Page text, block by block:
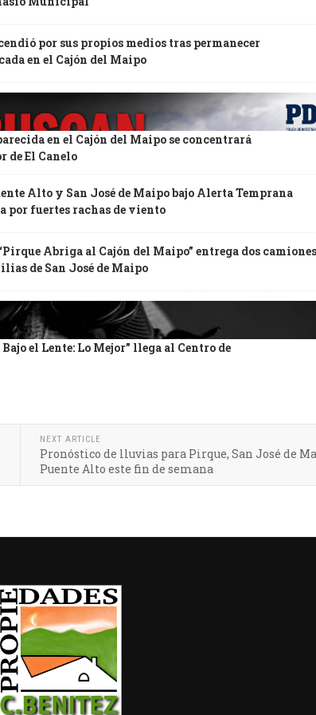
por sus propios medios tras permanecer
en el Cajón del Maipo
en el Cajón del Maipo se concentrará
de El Canelo
Alto y San José de Maipo bajo Alerta Temprana
por fuertes rachas de viento
Abriga al Cajón del Maipo” entrega dos
de San José de Maipo
el Lente: Lo Mejor” llega al Centro de
NEXT ARTICLE
Pronóstico de lluvias para Pirque, San José de
Puente Alto este fin de semana